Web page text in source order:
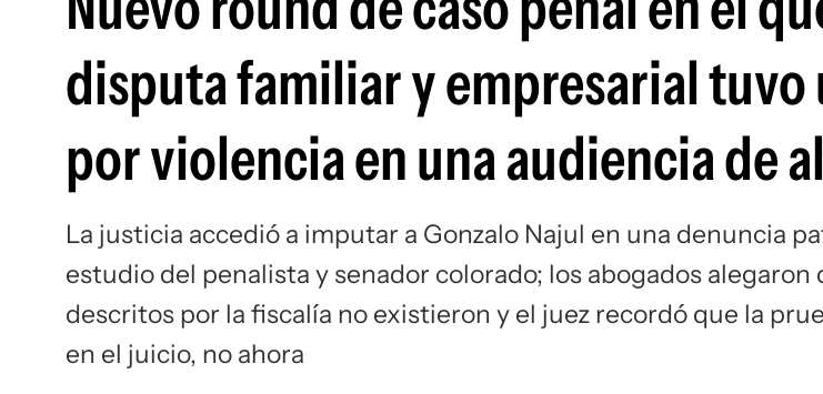
disputa familiar y empresarial
por violencia en una audiencia de
La justicia accedió a imputar a Gonzalo Najul en una denuncia
estudio del penalista y senador colorado; los abogados alegaron
descritos por la fiscalía no existieron y el juez recordó que la
en el juicio, no ahora